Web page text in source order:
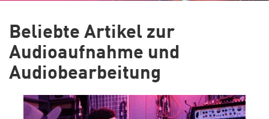
Beliebte Artikel zur
Audioaufnahme und
Audiobearbeitung